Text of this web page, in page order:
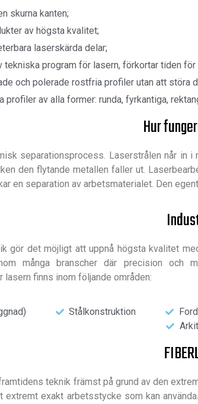
skurna kanten;
av högsta kvalitet;
laserskärda delar;
tekniska program för lasern, förkortar tiden
och polerade rostfria profiler utan att störa
profiler av alla former: runda, fyrkantiga,
Hur
separationsprocess. Laserstrålen når
den flytande metallen faller ut.
en separation av arbetsmaterialet. Den
gör det möjligt att uppnå högsta kvalitet
många branscher där precision
lasern finns inom följande områden:
Stålkonstruktion
teknik främst på grund av den
extremt exakt arbetsstycke som kan